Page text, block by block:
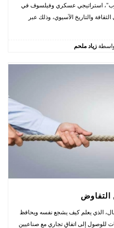
استراتيجي عسكري وفيلسوف في
والتاريخ الآسيوي، وذلك عبر
زياد ملحم
التفاوض
الذي يعلم كيف يشجع نفسه ويحافظ
للوصول إلى اتفاقٍ تجاري مع صناعيين